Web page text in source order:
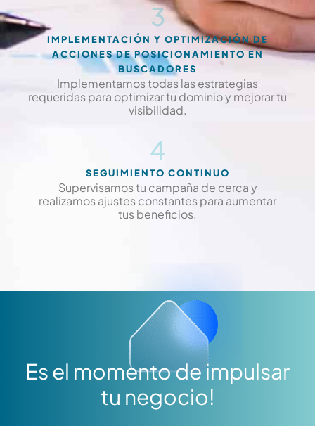
3
IMPLEMENTACIÓN Y OPTIMIZACIÓN DE
ACCIONES DE POSICIONAMIENTO EN
BUSCADORES
Implementamos todas las estrategias
requeridas para optimizar tu dominio y mejorar tu
visibilidad.
4
SEGUIMIENTO CONTINUO
Supervisamos tu campaña de cerca y
realizamos ajustes constantes para aumentar
tus beneficios.
Es el momento de impulsar
tu negocio!